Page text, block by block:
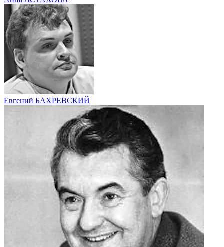
Евгений БАХРЕВСКИЙ